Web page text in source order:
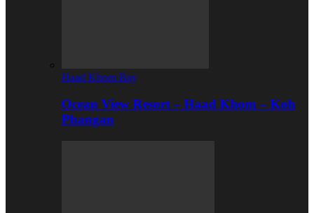
Haad Khom Bay
Ocean View Resort – Haad Khom – Koh
Phangan